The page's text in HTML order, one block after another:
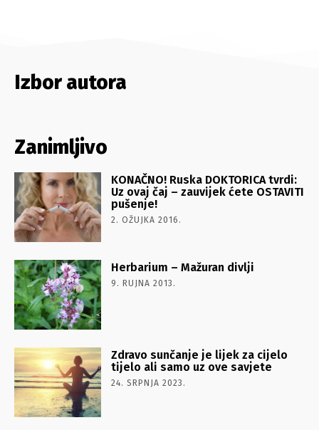
Izbor autora
Zanimljivo
KONAČNO! Ruska DOKTORICA tvrdi:
Uz ovaj čaj – zauvijek ćete OSTAVITI
pušenje!
2. OŽUJKA 2016.
Herbarium – Mažuran divlji
9. RUJNA 2013.
Zdravo sunčanje je lijek za cijelo
tijelo ali samo uz ove savjete
24. SRPNJA 2023.